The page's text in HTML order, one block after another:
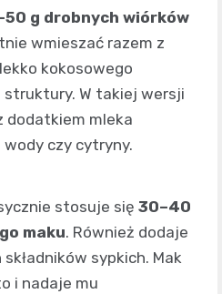
g drobnych wiórków
wmieszać razem z
kokosowego
W takiej wersji
dodatkiem mleka
czy cytryny.
stosuje się 30–40
maku. Również dodaje
sypkich. Mak
i nadaje mu